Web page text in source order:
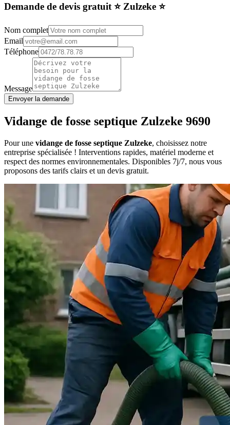
Demande de devis gratuit ⭐️ Zulzeke ⭐️
Nom complet
Email
Téléphone
Message
Envoyer la demande
Vidange de fosse septique Zulzeke 9690
Pour une vidange de fosse septique Zulzeke, choisissez notre
entreprise spécialisée ! Interventions rapides, matériel moderne et
respect des normes environnementales. Disponibles 7j/7, nous vous
proposons des tarifs clairs et un devis gratuit.